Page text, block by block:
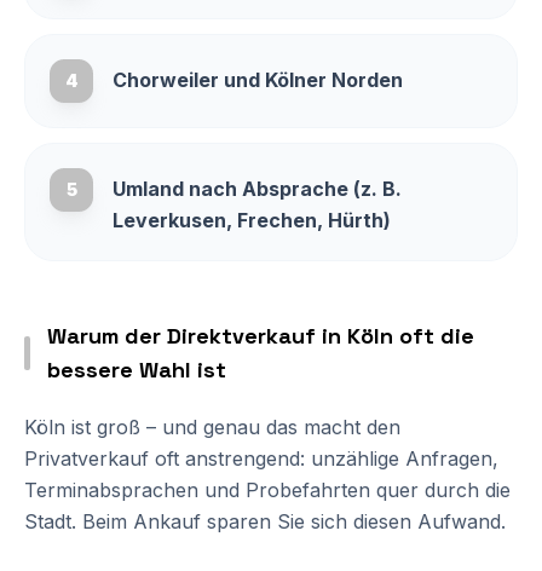
4 Chorweiler und Kölner Norden
5
Umland nach Absprache (z. B.
Leverkusen, Frechen, Hürth)
Warum der Direktverkauf in Köln oft die
bessere Wahl ist
Köln ist groß – und genau das macht den
Privatverkauf oft anstrengend: unzählige Anfragen,
Terminabsprachen und Probefahrten quer durch die
Stadt. Beim Ankauf sparen Sie sich diesen Aufwand.